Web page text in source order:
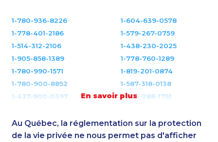
En savoir plus
1-780-936-8226
1-604-639-0578
1-778-401-2186
1-579-267-0759
1-514-312-2106
1-438-230-2025
1-905-858-1389
1-778-760-1289
1-780-990-1571
1-819-201-0874
1-780-900-8852
1-587-318-0138
1-437-900-0397
1-905-288-1751
1-778-401-6961
1-902-482-9255
1-647-715-6060
1-437-900-0353
Au Québec, la réglementation sur la protection
de la vie privée ne nous permet pas d'afficher